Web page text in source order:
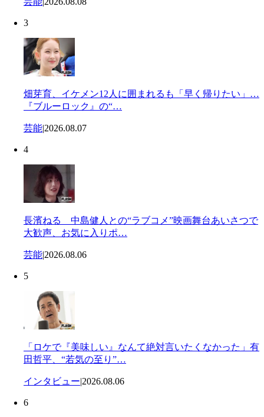
3
畑芽育、イケメン12人に囲まれるも「早く帰りたい」…
『ブルーロック』の“…
芸能|2026.08.07
4
長濱ねる 中島健人との“ラブコメ”映画舞台あいさつで
大歓声、お気に入りポ…
芸能|2026.08.06
5
「ロケで『美味しい』なんて絶対言いたくなかった」有
田哲平、“若気の至り”…
インタビュー|2026.08.06
6